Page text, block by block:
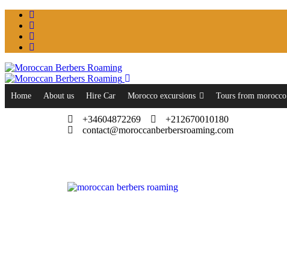
Home About us Hire Car Morocco excursions Tours from morocco
+34604872269
+212670010180
contact@moroccanberbersroaming.com